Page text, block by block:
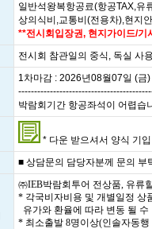
일반석왕복항공료(항공TAX,유
상의식비,교통비(전용차),현지
**전시회입장권, 현지가이드/기
전시회 참관일의 중식, 독실 사
1차마감 : 2026년08월07일 (금)
박람회기간 항공좌석이 어렵
* 다운 받으셔서 양식 기
■ 상담문의 담당자분께 문의
㈜IEB박람회투어 전상품, 유류
* 각국비자비용 및 개별일정 상
유가와 환율에 따라 변동 될 수
* 최소출발 8명이상(인솔자동